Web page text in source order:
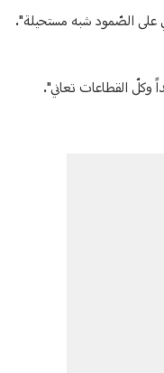
وكلّ القطاعات تعاني".